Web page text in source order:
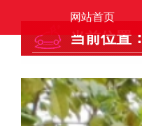
网站首页
当前位置：